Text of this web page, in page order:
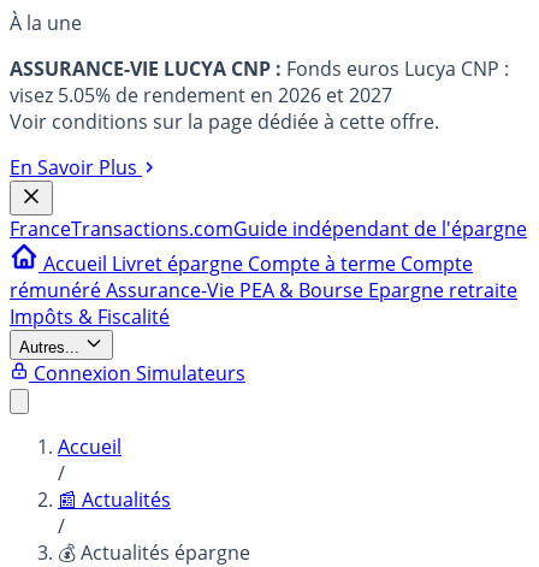
À la une
ASSURANCE-VIE LUCYA CNP : Fonds euros Lucya CNP :
visez 5.05% de rendement en 2026 et 2027
Voir conditions sur la page dédiée à cette offre.
En Savoir Plus
FranceTransactions.comGuide indépendant de l'épargne
Accueil Livret épargne Compte à terme Compte
rémunéréAssurance-Vie PEA & Bourse Epargne retraite
Impôts & Fiscalité
Autres...
Connexion Simulateurs
Accueil
/
📰 Actualités
/
💰 Actualités épargne